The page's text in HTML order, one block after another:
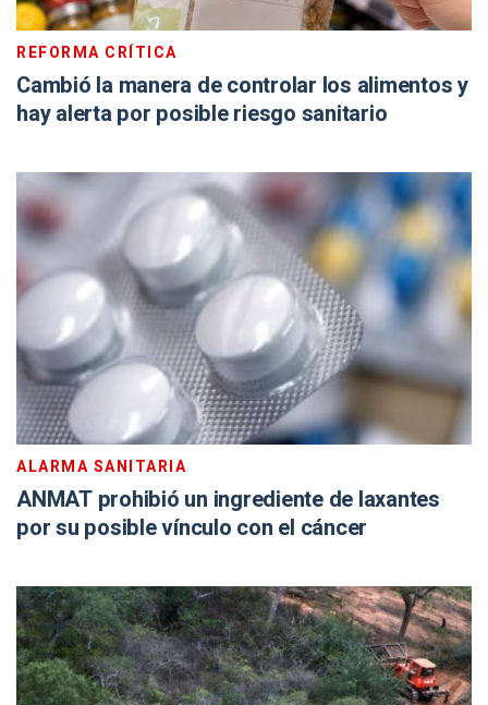
REFORMA CRÍTICA
Cambió la manera de controlar los alimentos y
hay alerta por posible riesgo sanitario
ALARMA SANITARIA
ANMAT prohibió un ingrediente de laxantes
por su posible vínculo con el cáncer